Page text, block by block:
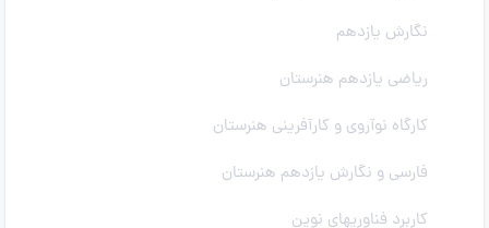
نگارش یازدهم
ریاضی یازدهم هنرستان
کارگاه نوآروی و کارآفرینی هنرستان
فارسی و نگارش یازدهم هنرستان
کاربرد فناوریهای نوین